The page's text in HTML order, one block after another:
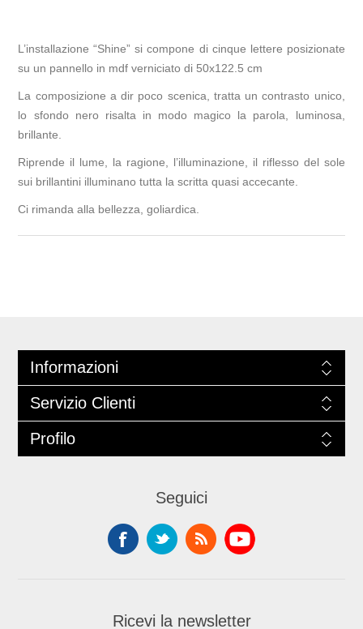
L’installazione “Shine” si compone di cinque lettere posizionate
su un pannello in mdf verniciato di 50x122.5 cm
La composizione a dir poco scenica, tratta un contrasto unico,
lo sfondo nero risalta in modo magico la parola, luminosa,
brillante.
Riprende il lume, la ragione, l’illuminazione, il riflesso del sole
sui brillantini illuminano tutta la scritta quasi accecante.
Ci rimanda alla bellezza, goliardica.
Informazioni
Servizio Clienti
Profilo
Seguici
Ricevi la newsletter